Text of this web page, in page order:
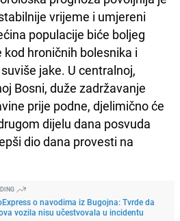
vrijeme i umjereni
populacije biće boljeg
hroničnih bolesnika i
jake. U centralnoj,
Bosni, duže zadržavanje
prije podne, djelimično će
dijelu dana posvuda
dio dana provesti na
o navodima iz Bugojna: Tvrde da
vozila nisu učestvovala u incidentu